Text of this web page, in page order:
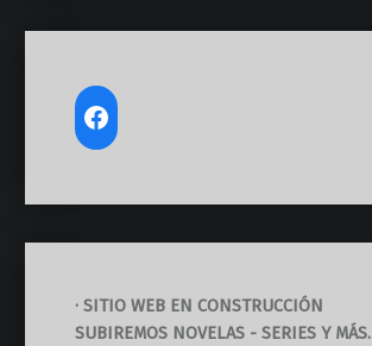
· SITIO WEB EN CONSTRUCCIÓN
SUBIREMOS NOVELAS - SERIES Y MÁS.